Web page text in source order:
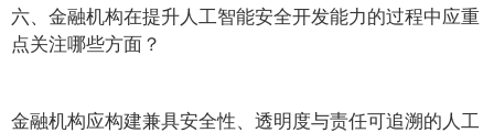
六、金融机构在提升人工智能安全开发能力的过程中应重
点关注哪些方面？
金融机构应构建兼具安全性、透明度与责任可追溯的人工